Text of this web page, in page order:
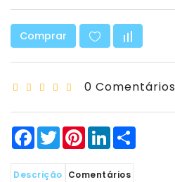
E
Robótica
Equipamento
De
Comprar
0 Comentários
Facebook
TwitterPinterestLinkedIn
Descrição Comentários